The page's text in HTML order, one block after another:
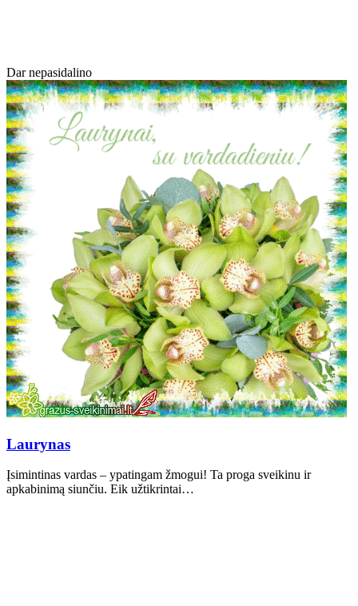
Dar nepasidalino
Laurynas
Įsimintinas vardas – ypatingam žmogui! Ta proga sveikinu ir
apkabinimą siunčiu. Eik užtikrintai…